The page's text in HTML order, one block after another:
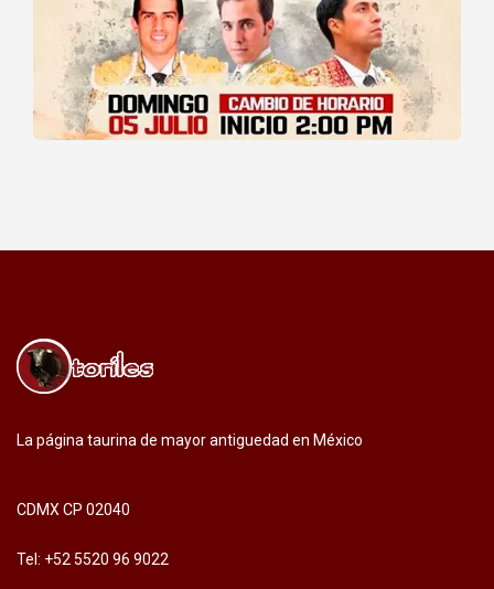
La página taurina de mayor antiguedad en México
CDMX CP 02040
Tel: +52 5520 96 9022